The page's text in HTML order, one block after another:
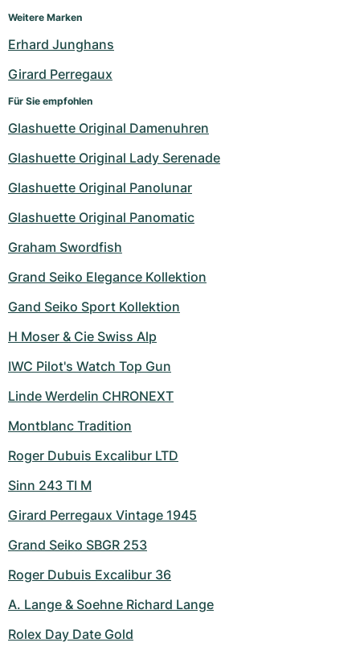
Weitere Marken
Erhard Junghans
Girard Perregaux
Für Sie empfohlen
Glashuette Original Damenuhren
Glashuette Original Lady Serenade
Glashuette Original Panolunar
Glashuette Original Panomatic
Graham Swordfish
Grand Seiko Elegance Kollektion
Gand Seiko Sport Kollektion
H Moser & Cie Swiss Alp
IWC Pilot's Watch Top Gun
Linde Werdelin CHRONEXT
Montblanc Tradition
Roger Dubuis Excalibur LTD
Sinn 243 TI M
Girard Perregaux Vintage 1945
Grand Seiko SBGR 253
Roger Dubuis Excalibur 36
A. Lange & Soehne Richard Lange
Rolex Day Date Gold